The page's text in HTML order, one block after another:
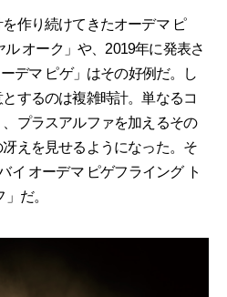
作り続けてきたオーデマ ピ
オーク」や、2019年に発表さ
デマ ピゲ」はその好例だ。し
するのは複雑時計。単なるコ
プラスアルファを加えるその
えを見せるようになった。そ
イ オーデマ ピゲフライング ト
だ。